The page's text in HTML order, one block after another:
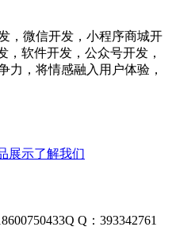
，微信开发，小程序商城开
，软件开发，公众号开发，
力，将情感融入用户体验，
展示了解我们
Q Q：393342761